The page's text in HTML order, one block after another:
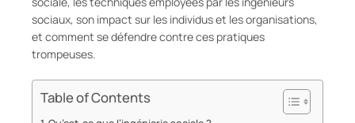
sociaux, son impact sur les individus et les organisations,
et comment se défendre contre ces pratiques
trompeuses.
Table of Contents